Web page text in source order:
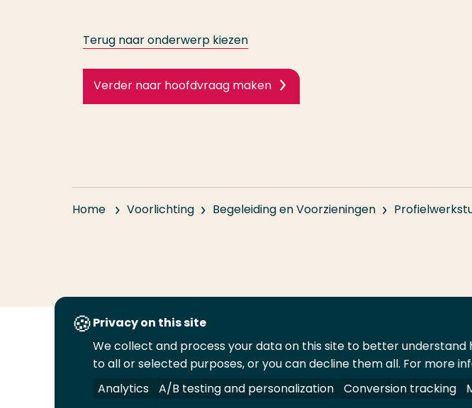
Terug naar onderwerp kiezen
Verder naar hoofdvraag maken
Home Voorlichting Begeleiding en Voorzieningen
Volg
ons
op
Volg
ons
op
Volg
ons
op
Volg
ons
op
Juridisch Security A-Z Index Contact Leveranciers
Privacy on this site
We collect and process your data on this site to better understand
to all or selected purposes, or you can decline them all. For more
Analytics
A/B testing and personalization Conversion tracking